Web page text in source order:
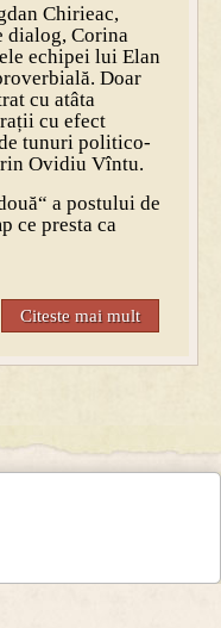
Chirieac,
dialog, Corina
echipei lui Elan
Doar
cu atâta
cu efect
tunuri politico-
Ovidiu Vîntu.
a postului de
ce presta ca
Citeste mai mult